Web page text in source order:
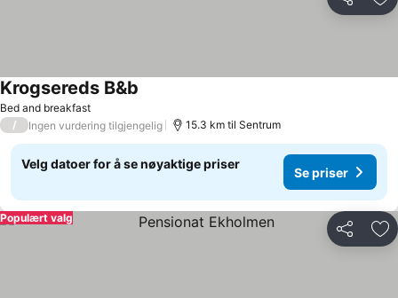
Del
Bed and breakfast
Krogsereds B&b
/ Ingen vurdering tilgjengelig 15.3 km til Sentrum
Velg datoer for å se nøyaktige priser
Se priser
Del
Populært valg